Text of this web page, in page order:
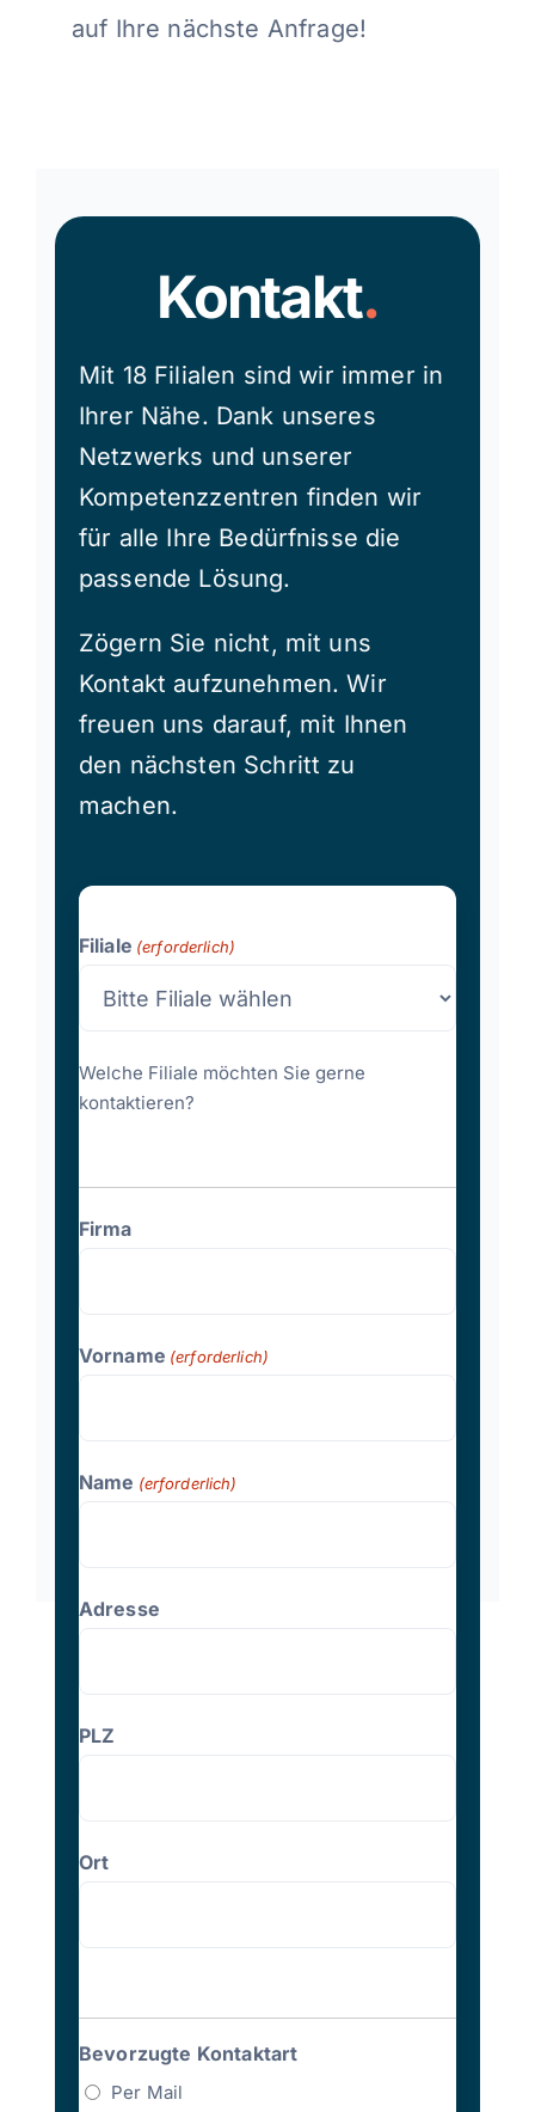
auf Ihre nächste Anfrage!
Kontakt.
Mit 18 Filialen sind wir immer in
Ihrer Nähe. Dank unseres
Netzwerks und unserer
Kompetenzzentren finden wir
für alle Ihre Bedürfnisse die
passende Lösung.
Zögern Sie nicht, mit uns
Kontakt aufzunehmen. Wir
freuen uns darauf, mit Ihnen
den nächsten Schritt zu
machen.
Filiale (erforderlich)
Welche Filiale möchten Sie gerne
kontaktieren?
Firma
Vorname (erforderlich)
Name (erforderlich)
Adresse
PLZ
Ort
Bevorzugte Kontaktart
Per Mail